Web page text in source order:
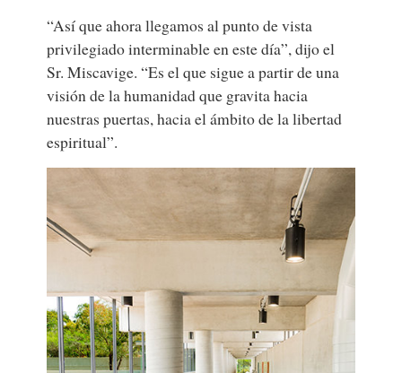
“Así que ahora llegamos al punto de vista
privilegiado interminable en este día”, dijo el
Sr. Miscavige. “Es el que sigue a partir de una
visión de la humanidad que gravita hacia
nuestras puertas, hacia el ámbito de la libertad
espiritual”.